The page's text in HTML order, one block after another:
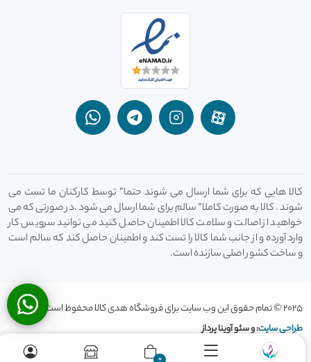
کالا هایی که برای شما ارسال می شوند حتما” توسط کارکنان ما تست می
شوند . کالا به صورت کاملا” سالم برای شما ارسال می شود .در صورتی که می
خواهید از اصالت و سلامت کالا اطمینان حاصل کنید می توانید سرویس کار
وارد آورده و از جانب شما کالا را تست کند و اطمینان حاصل کند که سالم است
و ساخت کشور اصلی سازنده است.
2025 © تمام حقوق این وب سایت برای فروشگاه هدی کالا محفوظ است
طراحی سایت: و سئو آوینا پرداز
0